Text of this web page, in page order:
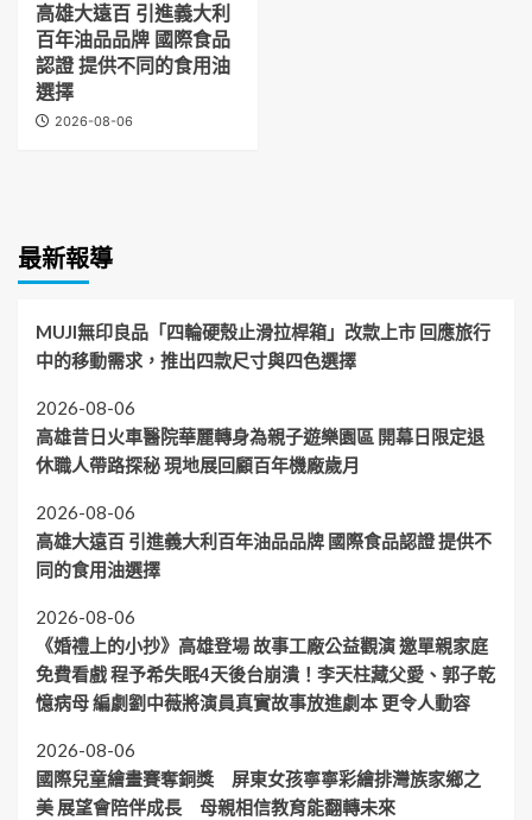
高雄大遠百 引進義大利
百年油品品牌 國際食品
認證 提供不同的食用油
選擇
2026-08-06
最新報導
MUJI無印良品「四輪硬殼止滑拉桿箱」改款上市 回應旅行
中的移動需求，推出四款尺寸與四色選擇
2026-08-06
高雄昔日火車醫院華麗轉身為親子遊樂園區 開幕日限定退
休職人帶路探秘 現地展回顧百年機廠歲月
2026-08-06
高雄大遠百 引進義大利百年油品品牌 國際食品認證 提供不
同的食用油選擇
2026-08-06
《婚禮上的小抄》高雄登場 故事工廠公益觀演 邀單親家庭
免費看戲 程予希失眠4天後台崩潰！李天柱藏父愛、郭子乾
憶病母 編劇劉中薇將演員真實故事放進劇本 更令人動容
2026-08-06
國際兒童繪畫賽奪銅獎 屏東女孩寧寧彩繪排灣族家鄉之
美 展望會陪伴成長 母親相信教育能翻轉未來